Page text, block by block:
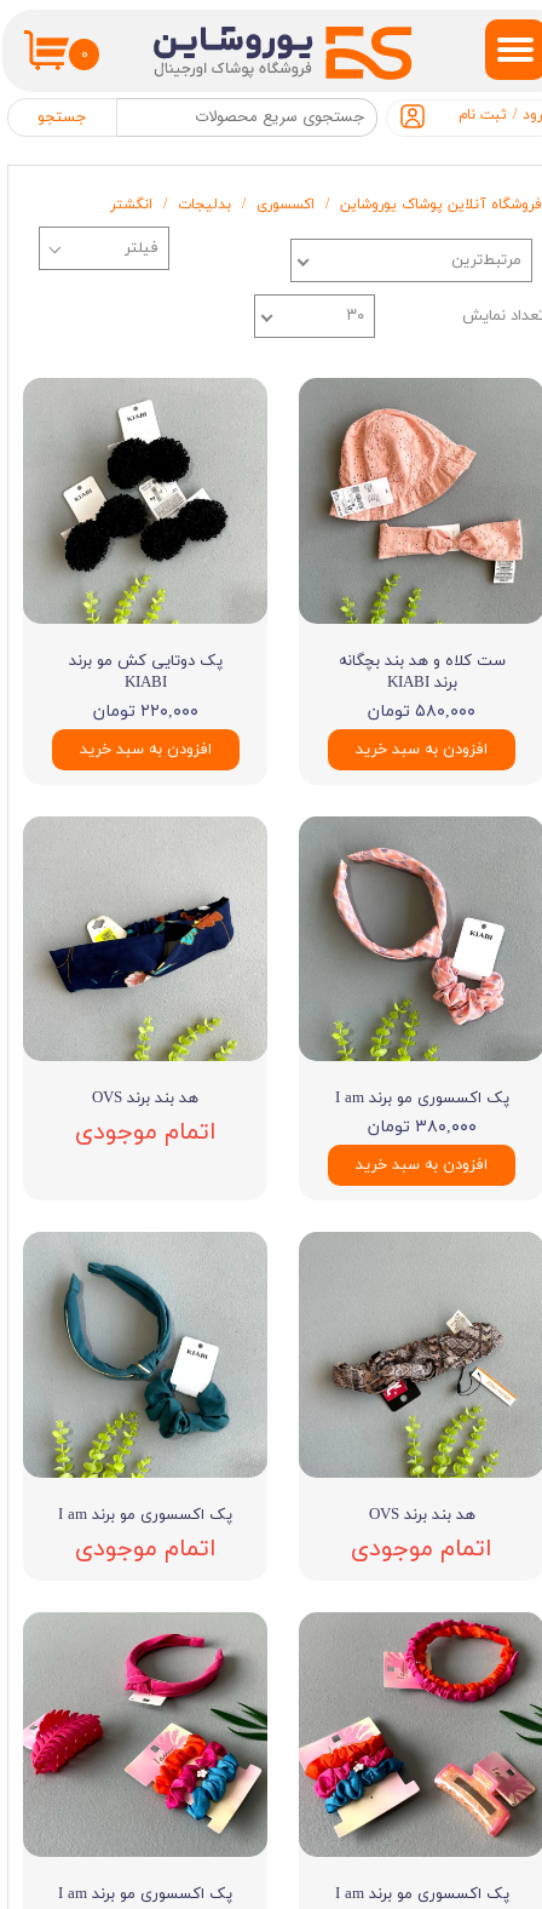
۰
جستجو / ثبت نام
حساب کاربری من
تغییر گذر واژه
سفارشات
خروج از حساب کاربری
فروشگاه آنلاین پوشاک یوروشاین اکسسوری بدلیجات انگشتر
مرتبط‌ترین
نمایش ۳۰
ست کلاه و هد بند بچگانه
برند KIABI
۵۸۰,۰۰۰ تومان
افزودن به سبد خرید
پک دوتایی کش مو برند
KIABI
۲۲۰,۰۰۰ تومان
افزودن به سبد خرید
پک اکسسوری مو برند I am
۳۸۰,۰۰۰ تومان
افزودن به سبد خرید
هد بند برند OVS
اتمام موجودی
هد بند برند OVS
اتمام موجودی
پک اکسسوری مو برند I am
اتمام موجودی
پک اکسسوری مو برند I am پک اکسسوری مو برند I am